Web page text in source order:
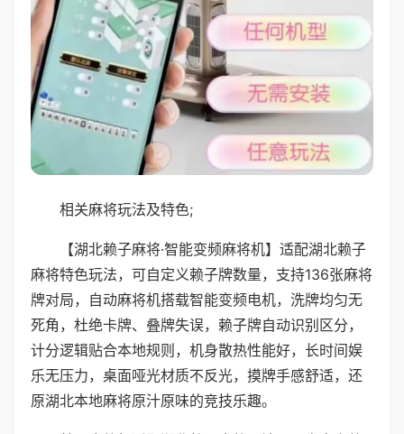
相关麻将玩法及特色;
【湖北赖子麻将·智能变频麻将机】适配湖北赖子
麻将特色玩法，可自定义赖子牌数量，支持136张麻将
牌对局，自动麻将机搭载智能变频电机，洗牌均匀无
死角，杜绝卡牌、叠牌失误，赖子牌自动识别区分，
计分逻辑贴合本地规则，机身散热性能好，长时间娱
乐无压力，桌面哑光材质不反光，摸牌手感舒适，还
原湖北本地麻将原汁原味的竞技乐趣。